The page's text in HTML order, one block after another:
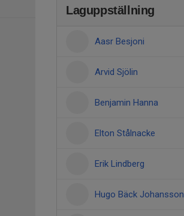
Laguppställning
Aasr Besjoni
Arvid Sjölin
Benjamin Hanna
Elton Stålnacke
Erik Lindberg
Hugo Bäck Johansson